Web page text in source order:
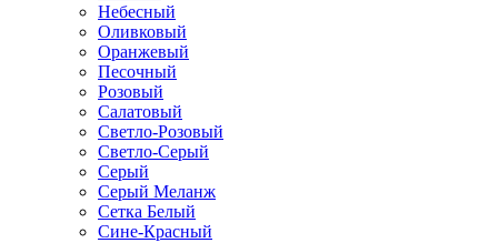
Небесный
Оливковый
Оранжевый
Песочный
Розовый
Салатовый
Светло-Розовый
Светло-Серый
Серый
Серый Меланж
Сетка Белый
Сине-Красный